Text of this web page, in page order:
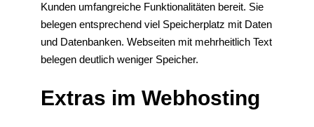
Kunden umfangreiche Funktionalitäten bereit. Sie
belegen entsprechend viel Speicherplatz mit Daten
und Datenbanken. Webseiten mit mehrheitlich Text
belegen deutlich weniger Speicher.
Extras im Webhosting